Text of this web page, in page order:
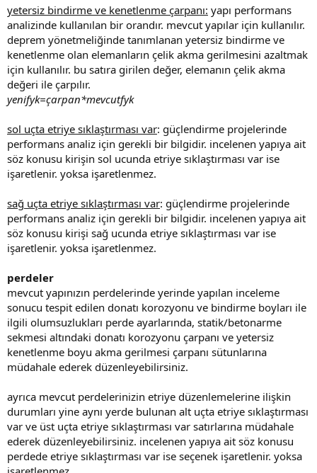
yetersiz bindirme ve kenetlenme çarpanı: yapı performans
analizinde kullanılan bir orandır. mevcut yapılar için kullanılır.
deprem yönetmeliğinde tanımlanan yetersiz bindirme ve
kenetlenme olan elemanların çelik akma gerilmesini azaltmak
için kullanılır. bu satıra girilen değer, elemanın çelik akma
değeri ile çarpılır.
yenifyk=çarpan*mevcutfyk
sol uçta etriye sıklaştırması var: güçlendirme projelerinde
performans analiz için gerekli bir bilgidir. i̇ncelenen yapıya ait
söz konusu kirişin sol ucunda etriye sıklaştırması var ise
işaretlenir. yoksa işaretlenmez.
sağ uçta etriye sıklaştırması var: güçlendirme projelerinde
performans analiz için gerekli bir bilgidir. i̇ncelenen yapıya ait
söz konusu kirişi sağ ucunda etriye sıklaştırması var ise
işaretlenir. yoksa işaretlenmez.
perdeler
mevcut yapınızın perdelerinde yerinde yapılan inceleme
sonucu tespit edilen donatı korozyonu ve bindirme boyları ile
ilgili olumsuzlukları perde ayarlarında, statik/betonarme
sekmesi altındaki donatı korozyonu çarpanı ve yetersiz
kenetlenme boyu akma gerilmesi çarpanı sütunlarına
müdahale ederek düzenleyebilirsiniz.
ayrıca mevcut perdelerinizin etriye düzenlemelerine ilişkin
durumları yine aynı yerde bulunan alt uçta etriye sıklaştırması
var ve üst uçta etriye sıklaştırması var satırlarına müdahale
ederek düzenleyebilirsiniz. i̇ncelenen yapıya ait söz konusu
perdede etriye sıklaştırması var ise seçenek işaretlenir. yoksa